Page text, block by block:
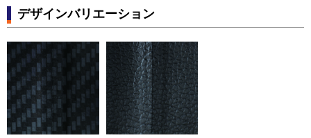
デザインバリエーション